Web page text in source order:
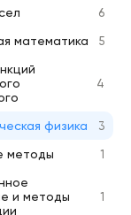
6
математика 5
4
физика 3
методы 1
и методы
1